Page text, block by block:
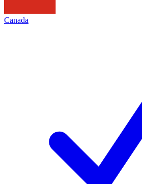
Canada